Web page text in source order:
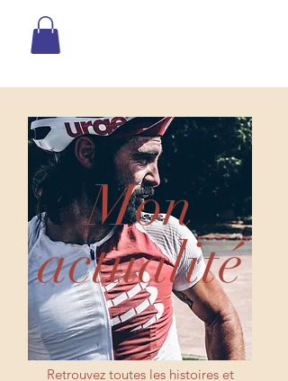
Mon
actualité
Retrouvez toutes les histoires et